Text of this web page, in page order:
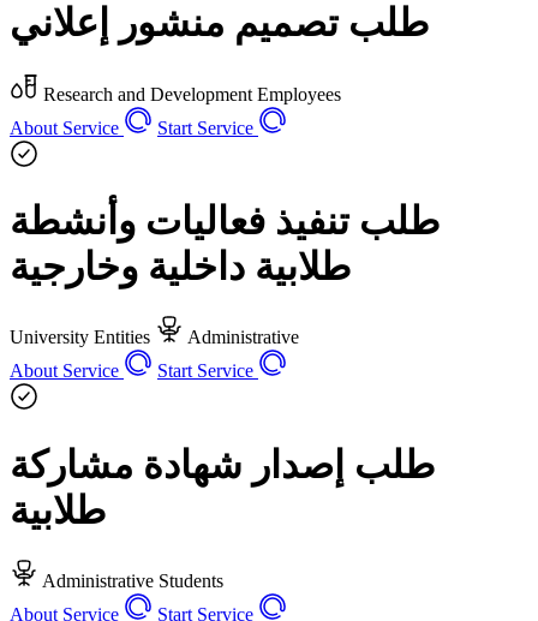
طلب تصميم منشور إعلاني
Research and Development Employees
About Service
Start Service
طلب تنفيذ فعاليات وأنشطة
طلابية داخلية وخارجية
University Entities
Administrative
About Service
Start Service
طلب إصدار شهادة مشاركة
طلابية
Administrative Students
About Service
Start Service